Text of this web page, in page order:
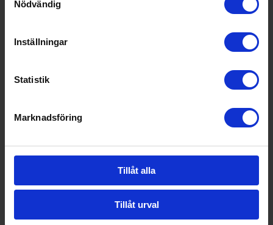
Nödvändig
Inställningar
Statistik
Marknadsföring
Tillåt alla
Tillåt urval
C1
C1
Läs mer »